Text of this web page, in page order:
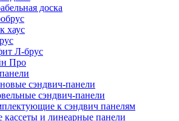
доска
хаус
Л-брус
Про
сэндвич-панели
сэндвич-панели
к сэндвич панелям
кассеты и линеарные панели